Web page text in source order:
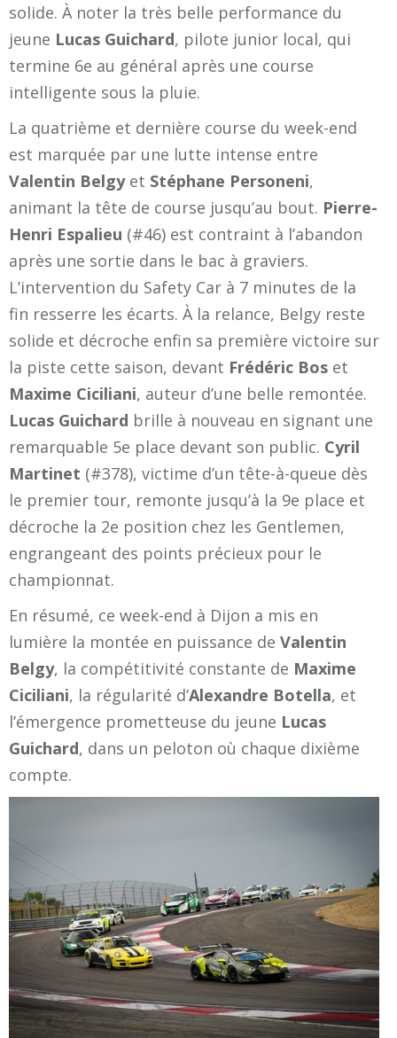
solide. À noter la très belle performance du
jeune Lucas Guichard, pilote junior local, qui
termine 6e au général après une course
intelligente sous la pluie.
La quatrième et dernière course du week-end
est marquée par une lutte intense entre
Valentin Belgyet Stéphane Personeni,
animant la tête de course jusqu’au bout. Pierre-
Henri Espalieu (#46) est contraint à l’abandon
après une sortie dans le bac à graviers.
L’intervention du Safety Car à 7 minutes de la
fin resserre les écarts. À la relance, Belgy reste
solide et décroche enfin sa première victoire sur
la piste cette saison, devant Frédéric Bos et
Maxime Ciciliani, auteur d’une belle remontée.
Lucas Guichard brille à nouveau en signant une
remarquable 5e place devant son public. Cyril
Martinet (#378), victime d’un tête-à-queue dès
le premier tour, remonte jusqu’à la 9e place et
décroche la 2e position chez les Gentlemen,
engrangeant des points précieux pour le
championnat.
En résumé, ce week-end à Dijon a mis en
lumière la montée en puissance de Valentin
Belgy, la compétitivité constante de Maxime
Ciciliani, la régularité d’Alexandre Botella, et
l’émergence prometteuse du jeune Lucas
Guichard, dans un peloton où chaque dixième
compte.